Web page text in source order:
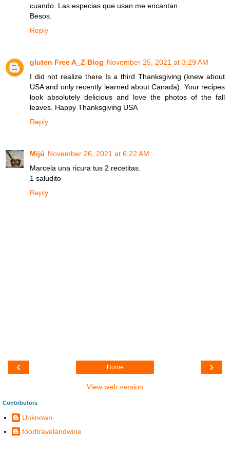
cuando. Las especias que usan me encantan.
Besos.
Reply
gluten Free A_Z Blog November 25, 2021 at 3:29 AM
I did not realize there Is a third Thanksgiving (knew about
USA and only recently learned about Canada). Your recipes
look absolutely delicious and love the photos of the fall
leaves. Happy Thanksgiving USA
Reply
Mijú November 26, 2021 at 6:22 AM
Marcela una ricura tus 2 recetitas.
1 saludito
Reply
‹ ›
Home
View web version
Contributors
Unknown
foodtravelandwine